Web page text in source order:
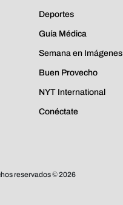
Deportes
Guía Médica
Semana en Imágenes
Buen Provecho
NYT International
Conéctate
reservados ©2026